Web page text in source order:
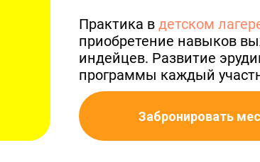
Забронировать
Практика в детском
приобретение навыков
индейцев. Развитие
программы каждый